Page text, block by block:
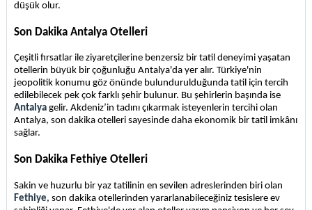
düşük olur.
Son Dakika Antalya Otelleri
Çeşitli fırsatlar ile ziyaretçilerine benzersiz bir tatil deneyimi yaşatan
otellerin büyük bir çoğunluğu Antalya'da yer alır. Türkiye'nin
jeopolitik konumu göz önünde bulundurulduğunda tatil için tercih
Antalya gelir. Akdeniz’in tadını çıkarmak isteyenlerin tercihi olan
Antalya, son dakika otelleri sayesinde daha ekonomik bir tatil imkânı
sağlar.
Son Dakika Fethiye Otelleri
Fethiye, son dakika otellerinden yararlanabileceğiniz tesislere ev